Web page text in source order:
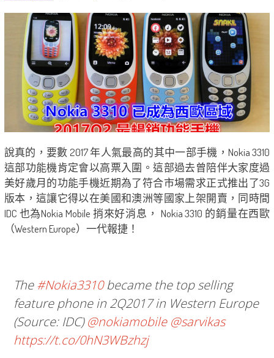
說真的，要數 2017 年人氣最高的其中一部手機，Nokia 3310
這部功能機肯定會以高票入圍。這部過去曾陪伴大家度過
美好歲月的功能手機近期為了符合市場需求正式推出了3G
版本，這讓它得以在美國和澳洲等國家上架開賣，同時間
IDC 也為Nokia Mobile 捎來好消息， Nokia 3310 的銷量在西歐
（Western Europe）一代報捷！
The#Nokia3310became the top selling
feature phone in 2Q2017 in Western Europe
(Source: IDC)@nokiamobile @sarvikas
https://t.co/0hN3WBzhzj